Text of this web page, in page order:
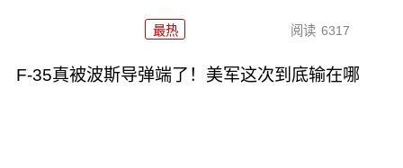
最热 阅读 6317
F-35真被波斯导弹端了！美军这次到底输在哪